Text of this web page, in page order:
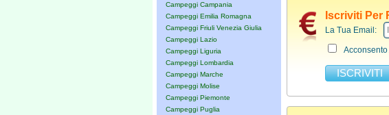
Campeggi Campania
Campeggi Emilia Romagna
Campeggi Friuli Venezia Giulia
Campeggi Lazio
Campeggi Liguria
Campeggi Lombardia
Campeggi Marche
Campeggi Molise
Campeggi Piemonte
Campeggi Puglia
Iscriviti Per
La Tua Email: